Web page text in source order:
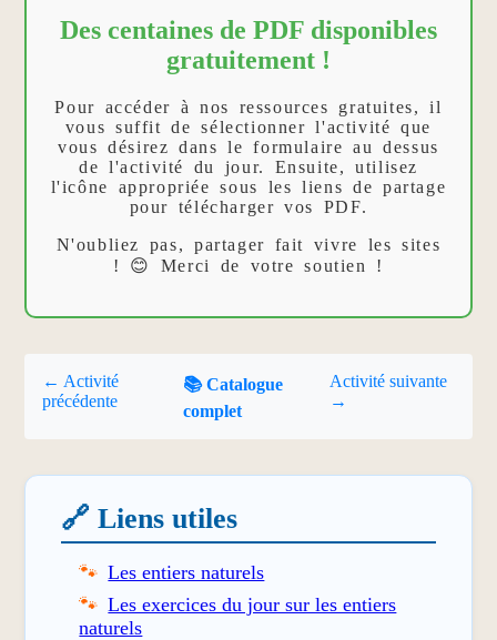
Des centaines de PDF disponibles
gratuitement !
Pour accéder à nos ressources gratuites, il
vous suffit de sélectionner l'activité que
vous désirez dans le formulaire au dessus
de l'activité du jour. Ensuite, utilisez
l'icône appropriée sous les liens de partage
pour télécharger vos PDF.
N'oubliez pas, partager fait vivre les sites
! 😊 Merci de votre soutien !
← Activité
précédente
📚 Catalogue
complet
Activité suivante
→
🔗 Liens utiles
Les entiers naturels
Les exercices du jour sur les entiers
naturels